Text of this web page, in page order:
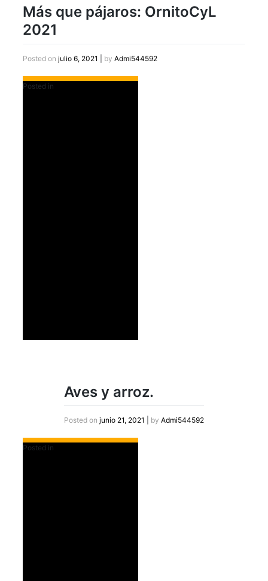
Más que pájaros: OrnitoCyL
2021
Posted on julio 6, 2021 by Admi544592
Posted in
Aves y arroz.
Posted on junio 21, 2021 by Admi544592
Posted in